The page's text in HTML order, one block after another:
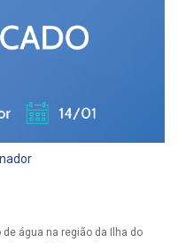
água na região da Ilha do